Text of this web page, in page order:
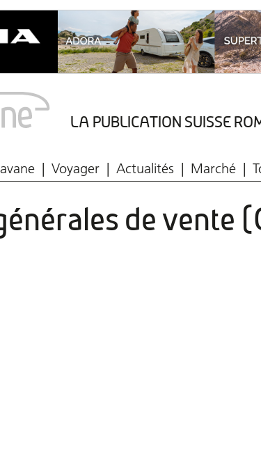
LA PUBLICATION SUISSE
Voyager Actualités Marché
de vente